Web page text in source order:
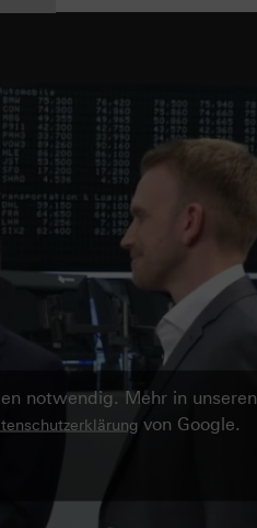
notwendig. Mehr in unseren
von Google.